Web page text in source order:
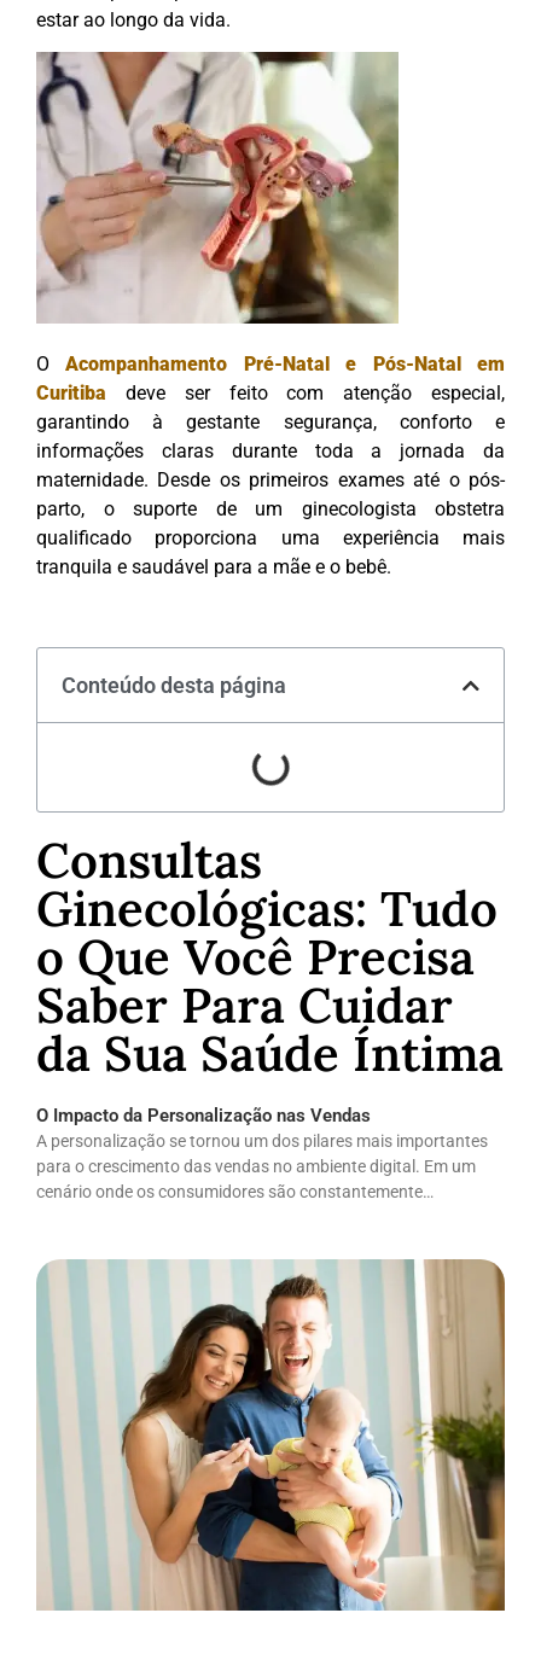
estar ao longo da vida.
OAcompanhamento Pré-Natal e Pós-Natal em
Curitiba deve ser feito com atenção especial,
garantindo à gestante segurança, conforto e
informações claras durante toda a jornada da
maternidade. Desde os primeiros exames até o pós-
parto, o suporte de um ginecologista obstetra
qualificado proporciona uma experiência mais
tranquila e saudável para a mãe e o bebê.
Conteúdo desta página
Consultas
Ginecológicas: Tudo
o Que Você Precisa
Saber Para Cuidar
da Sua Saúde Íntima
O Impacto da Personalização nas Vendas
A personalização se tornou um dos pilares mais importantes
para o crescimento das vendas no ambiente digital. Em um
cenário onde os consumidores são constantemente…